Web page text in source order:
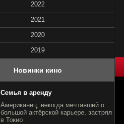
2022
2021
2020
2019
Новинки кино
Семья в аренду
Американец, некогда мечтавший о
большой актёрской карьере, застрял
в Токио